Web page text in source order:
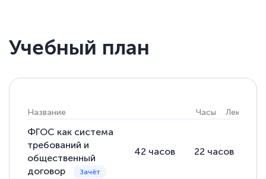
Учебный план
Название Часы Лекции
ФГОС как система
требований и
общественный
договор
42 часов 22 часов